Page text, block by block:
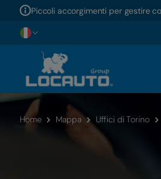
Piccoli accorgimenti per gestire
Home Mappa Uffici di Torino